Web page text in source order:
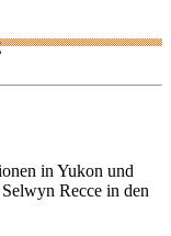
in Yukon und
Recce in den